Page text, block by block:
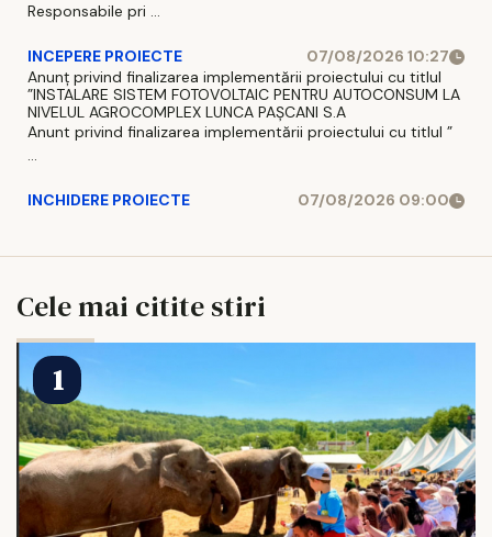
Responsabile pri ...
INCEPERE PROIECTE
07/08/2026 10:27
Anunț privind finalizarea implementării proiectului cu titlul
”INSTALARE SISTEM FOTOVOLTAIC PENTRU AUTOCONSUM LA
NIVELUL AGROCOMPLEX LUNCA PAȘCANI S.A
Anunt privind finalizarea implementării proiectului cu titlul ”
...
INCHIDERE PROIECTE 07/08/2026 09:00
Cele mai citite stiri